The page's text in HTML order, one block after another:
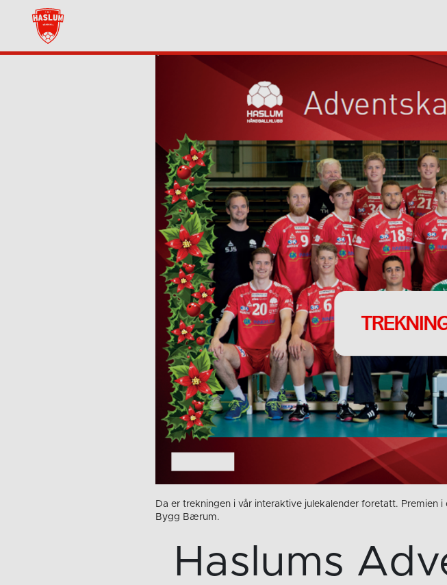
Da er trekningen i vår interaktive julekalender foretatt. Premien
Bygg Bærum.
Haslums